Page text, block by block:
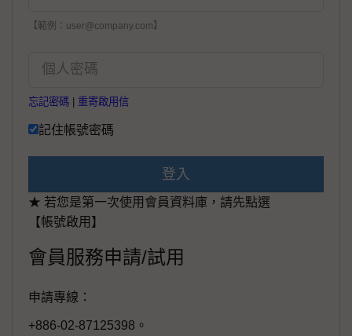
【範例：user@company.com】
忘記密碼 重寄啟用信
記住帳號密碼
登入
★ 若您是第一次使用會員資料庫，請先點選
【帳號啟用】
會員服務申請/試用
申請專線：
+886-02-87125398。